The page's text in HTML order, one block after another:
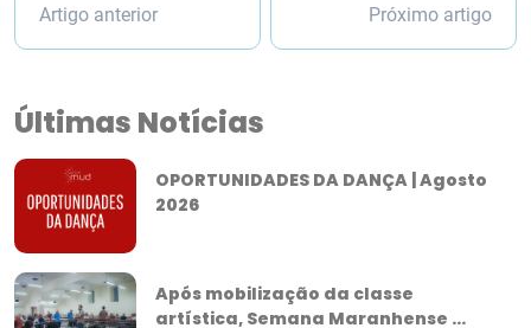
Artigo anterior Próximo artigo
Últimas Notícias
OPORTUNIDADES DA DANÇA | Agosto
2026
Após mobilização da classe
artística, Semana Maranhense ...